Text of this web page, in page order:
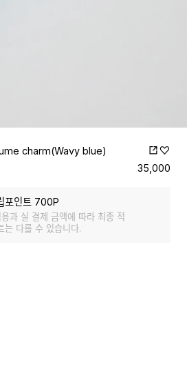
charm(Wavy blue)
35,000
포인트 700P
과 실 결제 금액에 따라 최종 적
는 다를 수 있습니다.